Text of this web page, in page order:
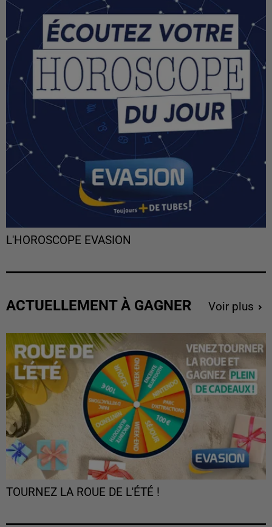
L'HOROSCOPE EVASION
ACTUELLEMENT À GAGNER Voir plus
TOURNEZ LA ROUE DE L'ÉTÉ !